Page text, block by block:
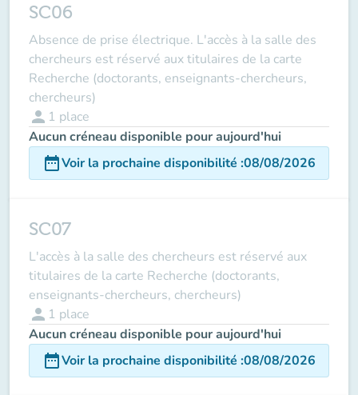
SC06
Absence de prise électrique. L'accès à la salle des
chercheurs est réservé aux titulaires de la carte
Recherche (doctorants, enseignants-chercheurs,
chercheurs)
person 1 place
Aucun créneau disponible pour aujourd'hui
date_rangeVoir la prochaine disponibilité :08/08/2026
SC07
L'accès à la salle des chercheurs est réservé aux
titulaires de la carte Recherche (doctorants,
enseignants-chercheurs, chercheurs)
person 1 place
Aucun créneau disponible pour aujourd'hui
date_rangeVoir la prochaine disponibilité :08/08/2026